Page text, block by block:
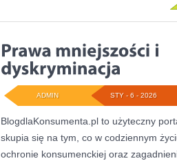
STY - 6 - 2026
ADMIN
BlogdlaKonsumenta.pl to użyteczny
skupia się na tym, co w codziennym
ochronie konsumenckiej oraz